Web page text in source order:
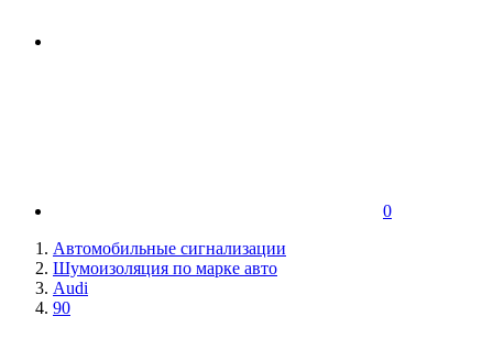
0
Автомобильные сигнализации
Шумоизоляция по марке авто
Audi
90